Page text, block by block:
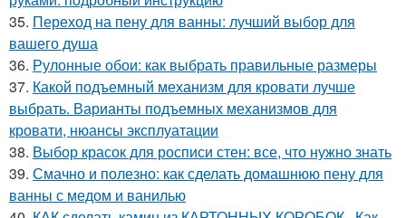
35. Переход на пену для ванны: лучший выбор для
вашего душа
36. Рулонные обои: как выбрать правильные размеры
37. Какой подъемный механизм для кровати лучше
выбрать. Варианты подъемных механизмов для
кровати, нюансы эксплуатации
38. Выбор красок для росписи стен: все, что нужно знать
39. Смачно и полезно: как сделать домашнюю пену для
ванны с медом и ванилью